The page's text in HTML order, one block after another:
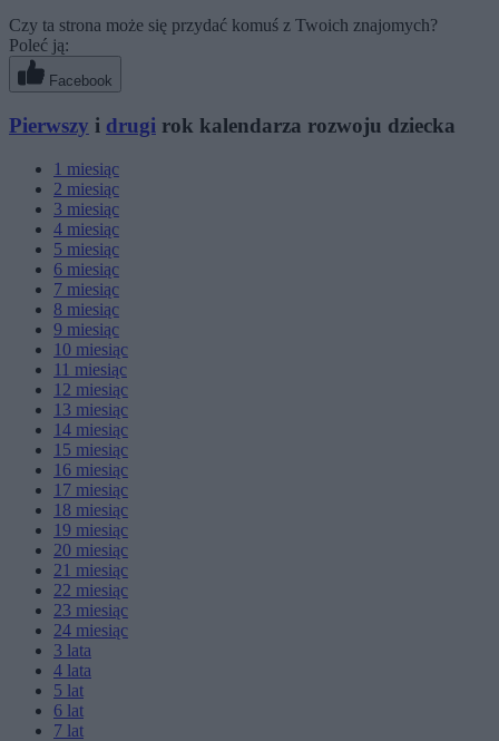
Czy ta strona może się przydać komuś z Twoich znajomych?
Poleć ją:
Facebook
Pierwszy i drugi rok kalendarza rozwoju dziecka
1 miesiąc
2 miesiąc
3 miesiąc
4 miesiąc
5 miesiąc
6 miesiąc
7 miesiąc
8 miesiąc
9 miesiąc
10 miesiąc
11 miesiąc
12 miesiąc
13 miesiąc
14 miesiąc
15 miesiąc
16 miesiąc
17 miesiąc
18 miesiąc
19 miesiąc
20 miesiąc
21 miesiąc
22 miesiąc
23 miesiąc
24 miesiąc
3 lata
4 lata
5 lat
6 lat
7 lat